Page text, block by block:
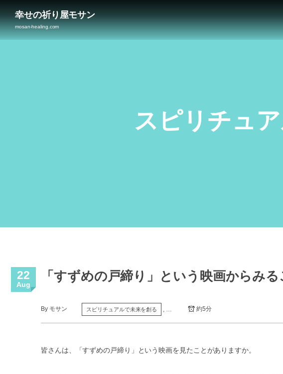
幸せの祈り屋モサン
mosan-healing.com
スピリチュ
22
Aug
「すずめの戸締り」という映画からみ
By モサン スピリチュアルで未来を創る , … 約5分
皆さんは、「すずめの戸締り」という映画を見たことがありますか。